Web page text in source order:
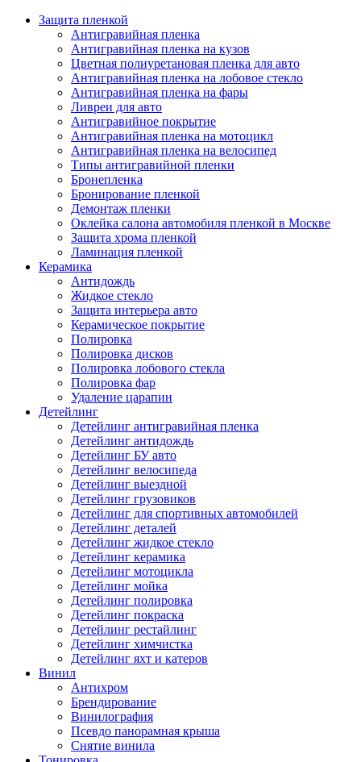
Защита пленкой
Антигравийная пленка
Антигравийная пленка на кузов
Цветная полиуретановая пленка для авто
Антигравийная пленка на лобовое стекло
Антигравийная пленка на фары
Ливреи для авто
Антигравийное покрытие
Антигравийная пленка на мотоцикл
Антигравийная пленка на велосипед
Типы антигравийной пленки
Бронепленка
Бронирование пленкой
Демонтаж пленки
Оклейка салона автомобиля пленкой в Москве
Защита хрома пленкой
Ламинация пленкой
Керамика
Антидождь
Жидкое стекло
Защита интерьера авто
Керамическое покрытие
Полировка
Полировка дисков
Полировка лобового стекла
Полировка фар
Удаление царапин
Детейлинг
Детейлинг антигравийная пленка
Детейлинг антидождь
Детейлинг БУ авто
Детейлинг велосипеда
Детейлинг выездной
Детейлинг грузовиков
Детейлинг для спортивных автомобилей
Детейлинг деталей
Детейлинг жидкое стекло
Детейлинг керамика
Детейлинг мотоцикла
Детейлинг мойка
Детейлинг полировка
Детейлинг покраска
Детейлинг рестайлинг
Детейлинг химчистка
Детейлинг яхт и катеров
Винил
Антихром
Брендирование
Винилография
Псевдо панорамная крыша
Снятие винила